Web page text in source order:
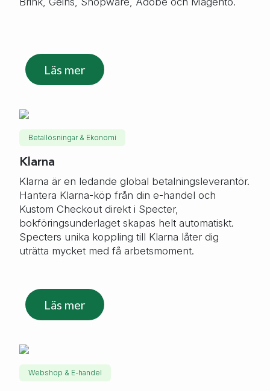
Läs mer
Betallösningar & Ekonomi
Klarna
Klarna är en ledande global betalningsleverantör.
Hantera Klarna-köp från din e-handel och
Kustom Checkout direkt i Specter,
bokföringsunderlaget skapas helt automatiskt.
Specters unika koppling till Klarna låter dig
uträtta mycket med få arbetsmoment.
Läs mer
Webshop & E-handel